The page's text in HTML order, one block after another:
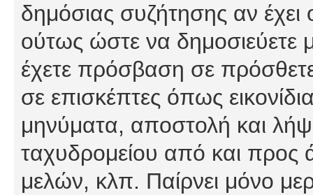
δημόσιας συζήτησης αν έχει
ούτως ώστε να δημοσιεύετε
έχετε πρόσβαση σε
σε επισκέπτες όπως
μηνύματα, αποστολή και
ταχυδρομείου από και προς
μελών, κλπ. Παίρνει μόνο